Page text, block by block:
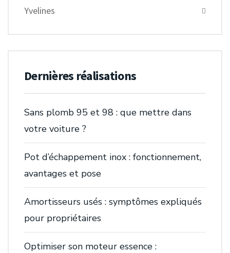
Yvelines
Dernières réalisations
Sans plomb 95 et 98 : que mettre dans
votre voiture ?
Pot d’échappement inox : fonctionnement,
avantages et pose
Amortisseurs usés : symptômes expliqués
pour propriétaires
Optimiser son moteur essence :